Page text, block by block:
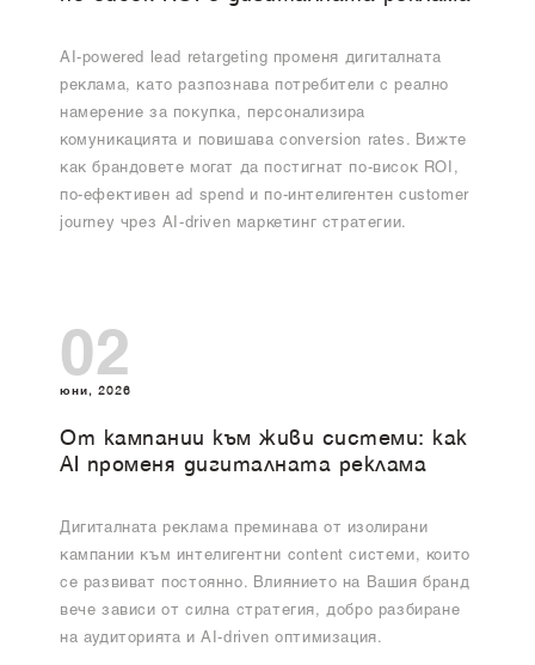
AI-powered lead retargeting променя дигиталната
реклама, като разпознава потребители с реално
намерение за покупка, персонализира
комуникацията и повишава conversion rates. Вижте
как брандовете могат да постигнат по-висок ROI,
по-ефективен ad spend и по-интелигентен customer
journey чрез AI-driven маркетинг стратегии.
02
юни, 2026
От кампании към живи системи: как
AI променя дигиталната реклама
Дигиталната реклама преминава от изолирани
кампании към интелигентни content системи, които
се развиват постоянно. Влиянието на Вашия бранд
вече зависи от силна стратегия, добро разбиране
на аудиторията и AI-driven оптимизация.